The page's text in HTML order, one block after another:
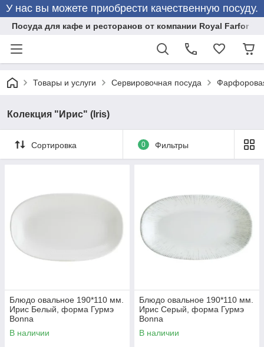
У нас вы можете приобрести качественную посуду.
Посуда для кафе и ресторанов от компании Royal Farfor
Товары и услуги Сервировочная посуда
Колекция "Ирис" (Iris)
Сортировка 0 Фильтры
Блюдо овальное 190*110 мм.
Ирис Белый, форма Гурмэ
Bonna
В наличии
Блюдо овальное 190*110 мм.
Ирис Серый, форма Гурмэ
Bonna
В наличии